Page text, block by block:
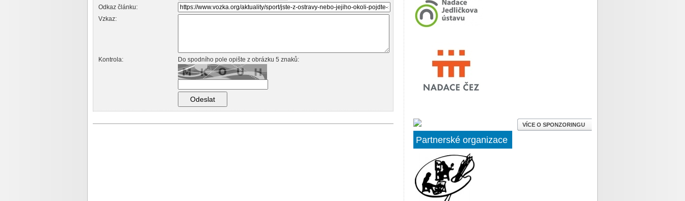
Odkaz článku:
Vzkaz:
Kontrola: Do spodního pole opište z obrázku 5 znaků:
VÍCE O SPONZORINGU
Partnerské organizace